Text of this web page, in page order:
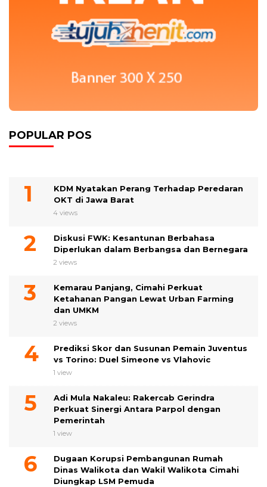
POPULAR POS
KDM Nyatakan Perang Terhadap Peredaran
OKT di Jawa Barat
4 views
Diskusi FWK: Kesantunan Berbahasa
Diperlukan dalam Berbangsa dan Bernegara
2 views
Kemarau Panjang, Cimahi Perkuat
Ketahanan Pangan Lewat Urban Farming
dan UMKM
2 views
Prediksi Skor dan Susunan Pemain Juventus
vs Torino: Duel Simeone vs Vlahovic
1 view
Adi Mula Nakaleu: Rakercab Gerindra
Perkuat Sinergi Antara Parpol dengan
Pemerintah
1 view
Dugaan Korupsi Pembangunan Rumah
Dinas Walikota dan Wakil Walikota Cimahi
Diungkap LSM Pemuda